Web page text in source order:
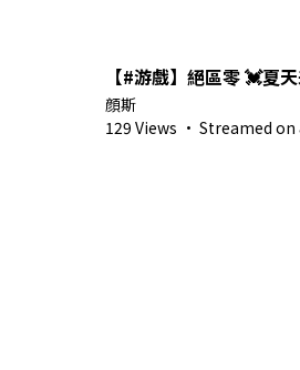
【#游戲】絕區零 💓夏
顔斯
129 Views · Streamed on